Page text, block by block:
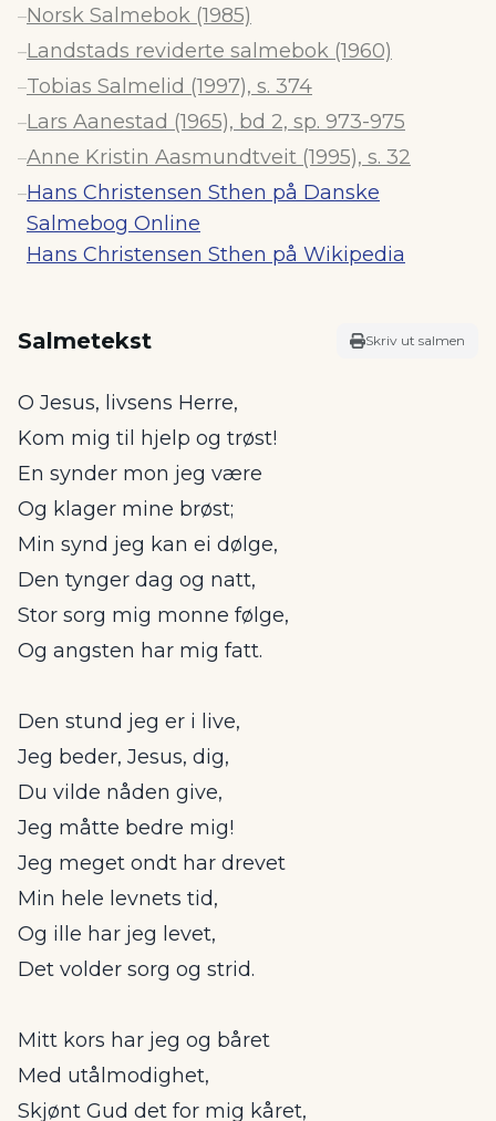
–Norsk Salmebok (1985)
–Landstads reviderte salmebok (1960)
–Tobias Salmelid (1997), s. 374
–Lars Aanestad (1965), bd 2, sp. 973-975
–Anne Kristin Aasmundtveit (1995), s. 32
–Hans Christensen Sthen på Danske
Salmebog Online
Hans Christensen Sthen på Wikipedia
Salmetekst Skriv ut salmen
O Jesus, livsens Herre,
Kom mig til hjelp og trøst!
En synder mon jeg være
Og klager mine brøst;
Min synd jeg kan ei dølge,
Den tynger dag og natt,
Stor sorg mig monne følge,
Og angsten har mig fatt.
Den stund jeg er i live,
Jeg beder, Jesus, dig,
Du vilde nåden give,
Jeg måtte bedre mig!
Jeg meget ondt har drevet
Min hele levnets tid,
Og ille har jeg levet,
Det volder sorg og strid.
Mitt kors har jeg og båret
Med utålmodighet,
Skjønt Gud det for mig kåret,